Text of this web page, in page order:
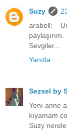
Suzy
arabell:
Sevgiler...
Yanıtla
Sezsel by
Yenı anne
kıyamam
Suzy